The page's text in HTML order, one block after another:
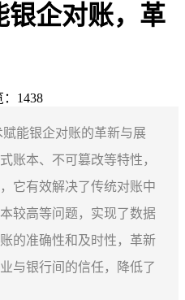
银企对账，革
：1438
能银企对账的革新与展
账本、不可篡改等特性，
它有效解决了传统对账中
较高等问题，实现了数据
的准确性和及时性，革新
与银行间的信任，降低了